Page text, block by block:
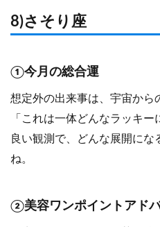
8)さそり座
①今月の総合運
想定外の出来事は、宇宙から
「これは一体どんなラッキー
良い観測で、どんな展開に
ね。
②美容ワンポイントアド